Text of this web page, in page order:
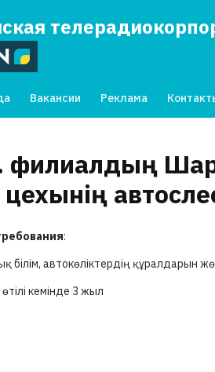
Вакансии Реклама
филиалдың
:
білім, автокөліктердің құралдарын
кемінде 3 жыл